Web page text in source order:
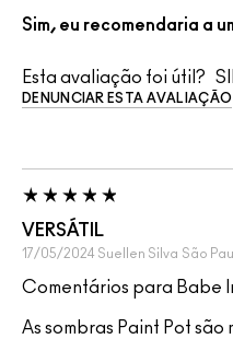
Sim, eu recomendaria a
Esta avaliação foi útil?
DENUNCIAR ESTA AVALIAÇÃO
VERSÁTIL
17/05/2024 Suellen Silva São
Comentários para Babe
As sombras Paint Pot são